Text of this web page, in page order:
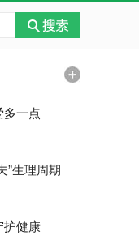
多一点
”生理周期
护健康